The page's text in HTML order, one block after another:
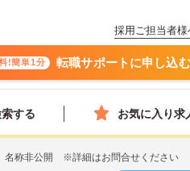
採用ご担当者様
!簡単1分 転職サポートに申し込む
する お気に入り求
名称非公開 ※詳細はお問合せください